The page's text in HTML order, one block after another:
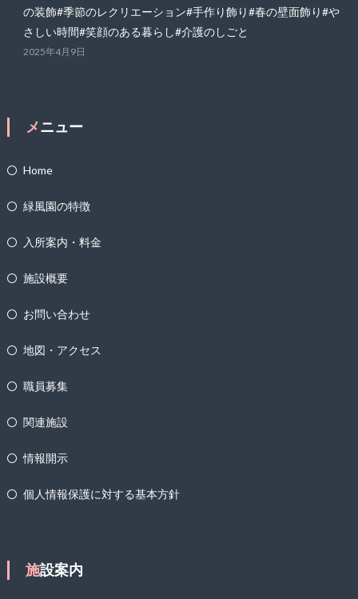
の装飾#季節のレクリエーション#手作り飾り#春の壁面飾り#や
さしい時間#笑顔のある暮らし#介護のしごと
2025年4月9日
メニュー
Home
緑風園の特徴
入所案内・料金
施設概要
お問い合わせ
地図・アクセス
職員募集
関連施設
情報開示
個人情報保護に対する基本方針
施設案内